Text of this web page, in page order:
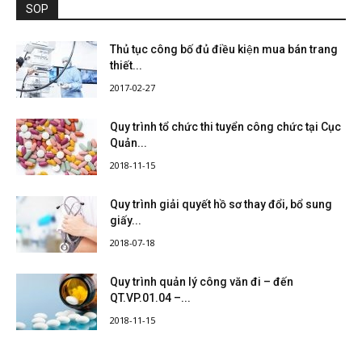
SOP
Thủ tục công bố đủ điều kiện mua bán trang
thiết...
2017-02-27
Quy trình tổ chức thi tuyển công chức tại Cục
Quản...
2018-11-15
Quy trình giải quyết hồ sơ thay đổi, bổ sung
giấy...
2018-07-18
Quy trình quản lý công văn đi – đến
QT.VP.01.04 –...
2018-11-15